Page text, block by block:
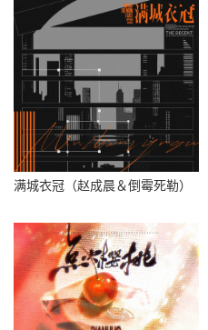
满城衣冠（赵成晨＆倒霉死勒）